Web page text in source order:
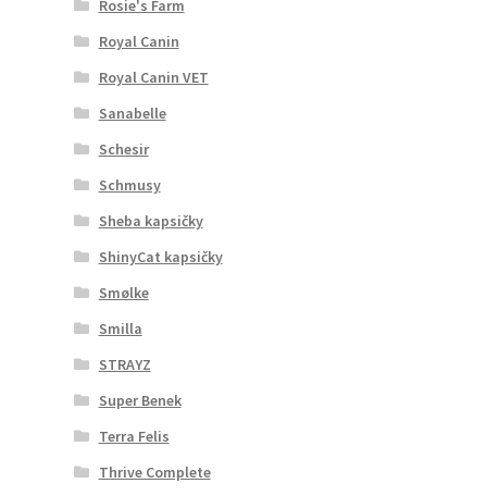
Rosie's Farm
Royal Canin
Royal Canin VET
Sanabelle
Schesir
Schmusy
Sheba kapsičky
ShinyCat kapsičky
Smølke
Smilla
STRAYZ
Super Benek
Terra Felis
Thrive Complete